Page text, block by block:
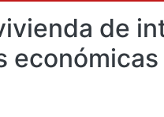
de